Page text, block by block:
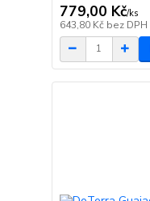
779,00 Kč/ks
643,80 Kč bez DPH